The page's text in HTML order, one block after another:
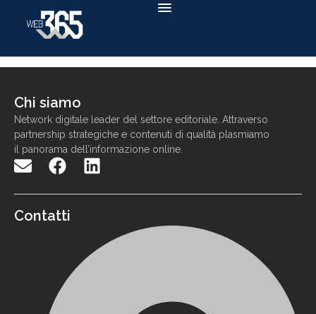
Chi siamo
Network digitale leader del settore editoriale. Attraverso
partnership strategiche e contenuti di qualità p lasmiamo
il panorama dell ’informazione online
Contatti